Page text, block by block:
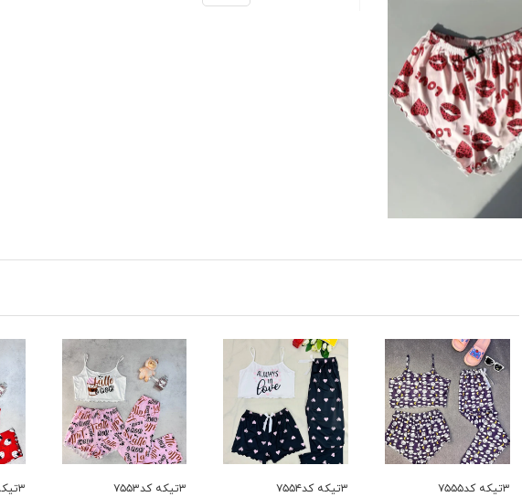
۳تیکه کد۷۵۵۵ ۳تیکه کد۷۵۵۴ ۳تیکه کد۷۵۵۳ ۳تیکه کد۷۵۵۲